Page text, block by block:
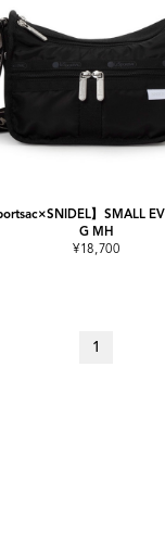
】SMALL
G MH
¥18,700
1